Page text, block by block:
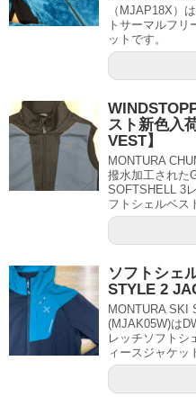
（MJAP18X）
トサーマルフ
ットです。
スト新色入
VEST】
MONTURA
撥水加工された
SOFTSHELL 3
フトシェルベス
ソフトシェ
STYLE 2
MONTURA SKI
(MJAK05W)は
レッチソフトシ
ィースジャケッ